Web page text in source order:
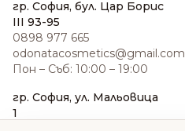
гр. София, бул. Цар Борис
III 93-95
0898 977 665
odonatacosmetics@gmail.com
Пон – Съб: 10:00 – 19:00
гр. София, ул. Мальовица
1